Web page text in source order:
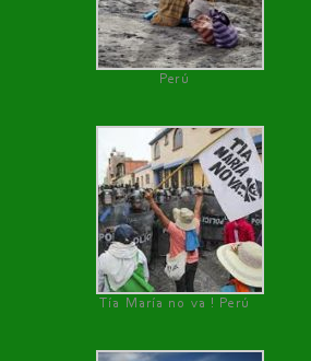
Perú
Tía María no va ! Perú